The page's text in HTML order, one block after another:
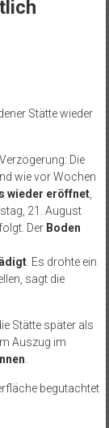
Stätte wieder
Die
wie vor Wochen
wieder eröffnet,
21. August
Der Boden
. Es drohte ein
sagt die
Stätte später als
Auszug im
.
begutachtet